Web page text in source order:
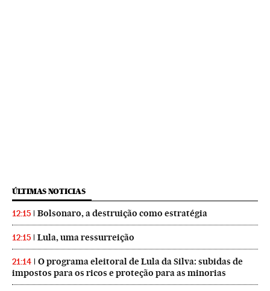
ÚLTIMAS NOTICIAS
12:15 Bolsonaro, a destruição como estratégia
12:15 Lula, uma ressurreição
21:14
O programa eleitoral de Lula da Silva: subidas de
impostos para os ricos e proteção para as minorias